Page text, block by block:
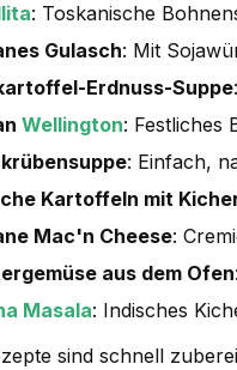
: Toskanische
Gulasch: Mit
Erdnuss-Suppe
Wellington: Festliches
: Einfach,
Kartoffeln mit
Mac'n Cheese:
aus dem Ofen
Masala: Indisches
sind schnell